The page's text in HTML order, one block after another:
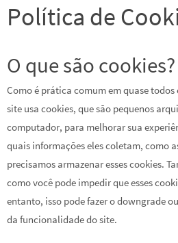
Política de
O que são cookies?
Como é prática comum em quase
site usa cookies, que são pequenos
computador, para melhorar sua
quais informações eles coletam, como
precisamos armazenar esses cookies.
como você pode impedir que esses
entanto, isso pode fazer o downgrade
da funcionalidade do site.